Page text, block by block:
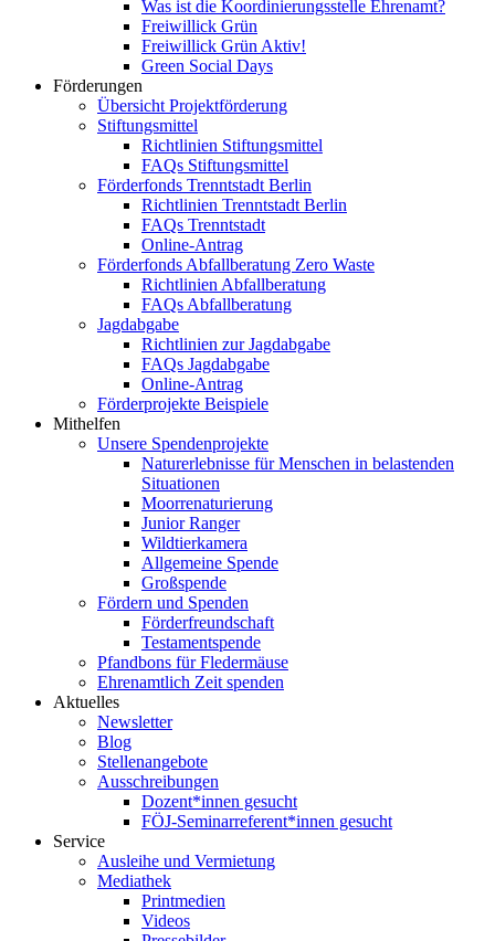
Was ist die Koordinierungsstelle Ehrenamt?
Freiwillick Grün
Freiwillick Grün Aktiv!
Green Social Days
Förderungen
Übersicht Projektförderung
Stiftungsmittel
Richtlinien Stiftungsmittel
FAQs Stiftungsmittel
Förderfonds Trenntstadt Berlin
Richtlinien Trenntstadt Berlin
FAQs Trenntstadt
Online-Antrag
Förderfonds Abfallberatung Zero Waste
Richtlinien Abfallberatung
FAQs Abfallberatung
Jagdabgabe
Richtlinien zur Jagdabgabe
FAQs Jagdabgabe
Online-Antrag
Förderprojekte Beispiele
Mithelfen
Unsere Spendenprojekte
Naturerlebnisse für Menschen in belastenden
Situationen
Moorrenaturierung
Junior Ranger
Wildtierkamera
Allgemeine Spende
Großspende
Fördern und Spenden
Förderfreundschaft
Testamentspende
Pfandbons für Fledermäuse
Ehrenamtlich Zeit spenden
Aktuelles
Newsletter
Blog
Stellenangebote
Ausschreibungen
Dozent*innen gesucht
FÖJ-Seminarreferent*innen gesucht
Service
Ausleihe und Vermietung
Mediathek
Printmedien
Videos